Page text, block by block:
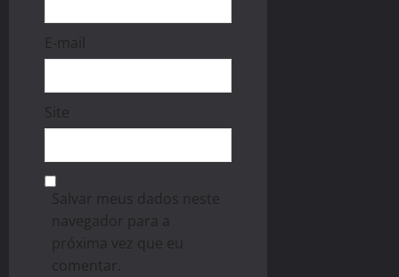
E-mail
Site
Salvar meus dados neste
navegador para a
próxima vez que eu
comentar.